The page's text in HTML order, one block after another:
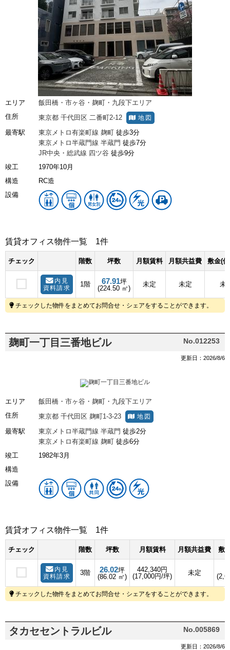
エリア
飯田橋・市ヶ谷・麹町・九段下エリア
住所
東京都 千代田区 二番町2-12 地図
最寄駅 東京メトロ有楽町線 麹町 徒歩3分
東京メトロ半蔵門線 半蔵門 徒歩7分
JR中央・総武線 四ツ谷 徒歩9分
竣工
1970年10月
構造
RC造
設備
賃貸オフィス物件一覧 1件
チェック 階数 坪数 月額賃料 月額共益費 敷金(
内見
資料請求
1階 67.91坪
(224.50 ㎡)
未定 未定 未
チェックした物件をまとめてお問合せ・シェアをすることができます。
麹町一丁目三番地ビル No.012253
更新日：2026/8/6
エリア
飯田橋・市ヶ谷・麹町・九段下エリア
住所
東京都 千代田区 麹町1-3-23 地図
最寄駅 東京メトロ半蔵門線 半蔵門 徒歩2分
東京メトロ有楽町線 麹町 徒歩6分
竣工
1982年3月
構造
設備
賃貸オフィス物件一覧 1件
チェック 階数 坪数 月額賃料 月額共益費 敷
内見
資料請求
3階 26.02坪
(86.02 ㎡)
442,340円
(17,000円/坪)
未定
チェックした物件をまとめてお問合せ・シェアをすることができます。
タカセセントラルビル No.005869
更新日：2026/8/6